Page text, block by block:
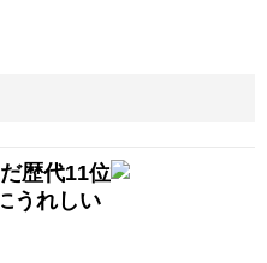
歴代11位
うれしい